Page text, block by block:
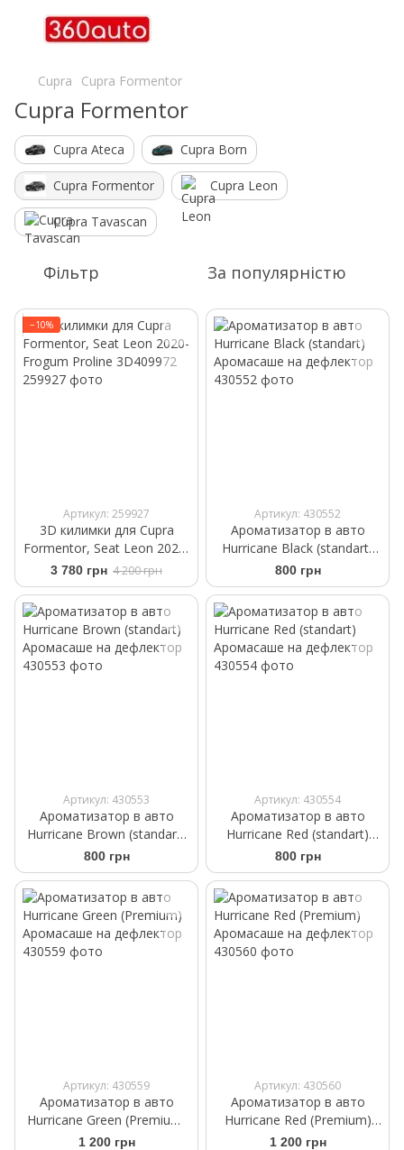
Cupra Cupra Formentor
Cupra Formentor
Cupra Ateca Cupra Born
Cupra Formentor Cupra Leon
Cupra Tavascan
Фільтр За популярністю
−10%
Артикул: 259927
3D килимки для Cupra
Formentor, Seat Leon 2020-
Frogum Proline 3D409972
3 780 грн 4 200 грн
Артикул: 430552
Ароматизатор в авто
Hurricane Black (standart)
Аромасаше на дефлектор
800 грн
Артикул: 430553
Ароматизатор в авто
Hurricane Brown (standart)
Аромасаше на дефлектор
800 грн
Артикул: 430554
Ароматизатор в авто
Hurricane Red (standart)
Аромасаше на дефлектор
800 грн
Артикул: 430559
Ароматизатор в авто
Hurricane Green (Premium)
Аромасаше на дефлектор
1 200 грн
Артикул: 430560
Ароматизатор в авто
Hurricane Red (Premium)
Аромасаше на дефлектор
1 200 грн